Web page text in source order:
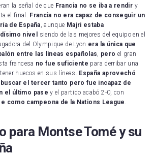
la señal de que Francia no se iba a rendir y
el final. Francia no era capaz de conseguir un
de España, aunque Majri estaba
nivel
siendo de las mejores del equipo en el
del Olympique de Lyon era la única que
entre las líneas españolas, pero el gran
francesa no fue suficiente para derribar una
huecos en sus líneas. España aprovechó
el tercer tanto pero fue incapaz de
el último pase y el partido acabó 2-0, con
como campeona de la Nations League .
para Montse Tomé y su